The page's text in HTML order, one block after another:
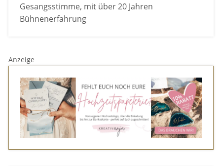
Gesangsstimme, mit über 20 Jahren
Bühnenerfahrung
Anzeige